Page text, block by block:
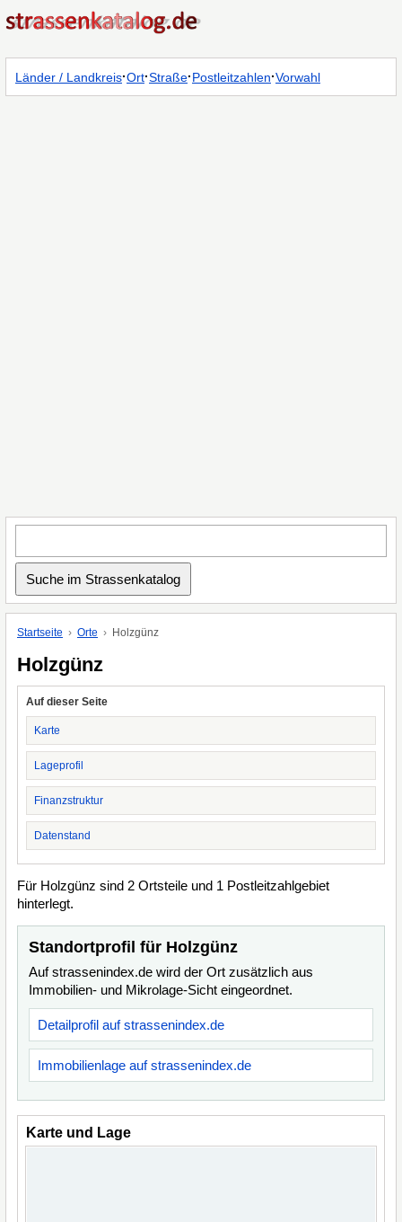
Länder / Landkreis·Ort·Straße·Postleitzahlen·Vorwahl
Startseite Orte Holzgünz
Holzgünz
Auf dieser Seite
Karte
Lageprofil
Finanzstruktur
Datenstand
Für Holzgünz sind 2 Ortsteile und 1 Postleitzahlgebiet
hinterlegt.
Standortprofil für Holzgünz
Auf strassenindex.de wird der Ort zusätzlich aus
Immobilien- und Mikrolage-Sicht eingeordnet.
Detailprofil auf strassenindex.de
Immobilienlage auf strassenindex.de
Karte und Lage